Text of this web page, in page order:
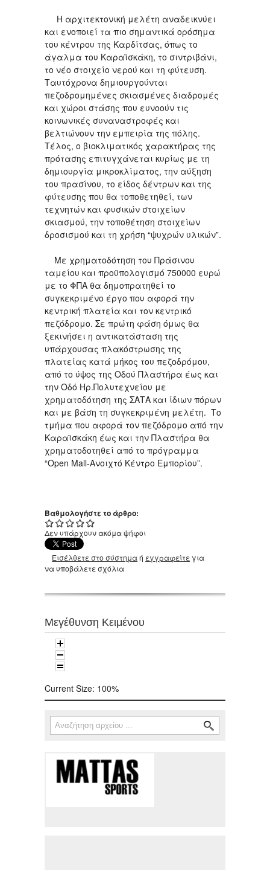
Η αρχιτεκτονική μελέτη αναδεικνύει
και ενοποιεί τα πιο σημαντικά ορόσημα
του κέντρου της Καρδίτσας, όπως το
άγαλμα του Καραϊσκάκη, το σιντριβάνι,
το νέο στοιχείο νερού και τη φύτευση.
Ταυτόχρονα δημιουργούνται
πεζοδρομημένες σκιασμένες διαδρομές
και χώροι στάσης που ευνοούν τις
κοινωνικές συναναστροφές και
βελτιώνουν την εμπειρία της πόλης.
Τέλος, ο βιοκλιματικός χαρακτήρας της
πρότασης επιτυγχάνεται κυρίως με τη
δημιουργία μικροκλίματος, την αύξηση
του πρασίνου, το είδος δέντρων και της
φύτευσης που θα τοποθετηθεί, των
τεχνητών και φυσικών στοιχείων
σκιασμού, την τοποθέτηση στοιχείων
δροσισμού και τη χρήση “ψυχρών υλικών”.
Με χρηματοδότηση του Πράσινου
ταμείου και προϋπολογισμό 750000 ευρώ
με το ΦΠΑ θα δημοπρατηθεί το
συγκεκριμένο έργο που αφορά την
κεντρική πλατεία και τον κεντρικό
πεζόδρομο. Σε πρώτη φάση όμως θα
ξεκινήσει η αντικατάσταση της
υπάρχουσας πλακόστρωσης της
πλατείας κατά μήκος του πεζοδρόμου,
από το ύψος της Οδού Πλαστήρα έως και
την Οδό Ηρ.Πολυτεχνείου με
χρηματοδότηση της ΣΑΤΑ και ίδιων πόρων
και με βάση τη συγκεκριμένη μελέτη. Το
τμήμα που αφορά τον πεζόδρομο από την
Καραϊσκάκη έως και την Πλαστήρα θα
χρηματοδοτηθεί από το πρόγραμμα
“Open Mall-Ανοιχτό Κέντρο Εμπορίου”.
Βαθμολογήστε το άρθρο:
Δεν υπάρχουν ακόμα ψήφοι
Εισέλθετε στο σύστημαή εγγραφείτε για
να υποβάλετε σχόλια
Μεγέθυνση Κειμένου
Current Size: 100%
Φόρμα αναζήτησης
Αναζήτηση